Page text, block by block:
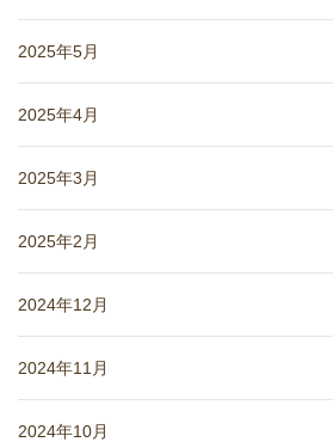
2025年5月
2025年4月
2025年3月
2025年2月
2024年12月
2024年11月
2024年10月